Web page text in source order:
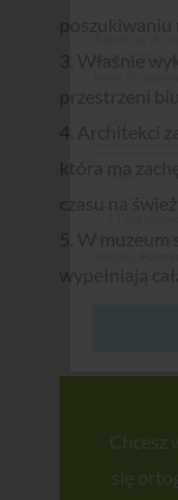
3. Właśnie
przestrzeni
czasu na
5. W
Chcesz
się
ebooka "Ucz
wiadomości od